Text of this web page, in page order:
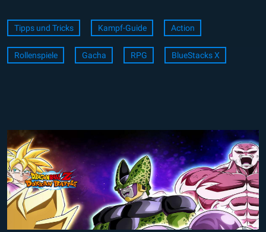
Tipps und Tricks Kampf-Guide Action
Rollenspiele Gacha RPG BlueStacks X